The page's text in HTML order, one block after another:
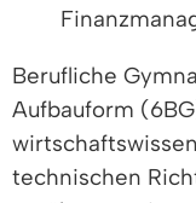
Berufliche
Aufbauform
technischen